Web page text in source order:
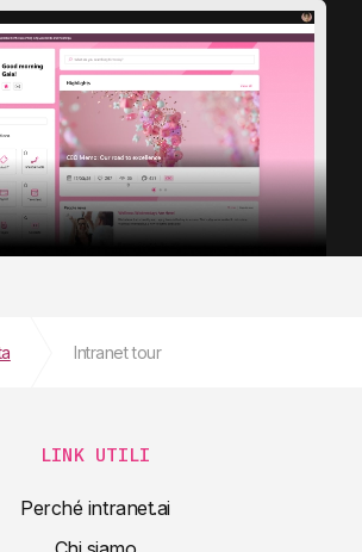
Intranet tour
LINK UTILI
Perché intranet.ai